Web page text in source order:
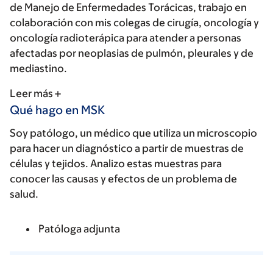
de Manejo de Enfermedades Torácicas, trabajo en
colaboración con mis colegas de cirugía, oncología y
oncología radioterápica para atender a personas
afectadas por neoplasias de pulmón, pleurales y de
mediastino.
Leer más
Qué hago en MSK
Soy patólogo, un médico que utiliza un microscopio
para hacer un diagnóstico a partir de muestras de
células y tejidos. Analizo estas muestras para
conocer las causas y efectos de un problema de
salud.
Patóloga adjunta